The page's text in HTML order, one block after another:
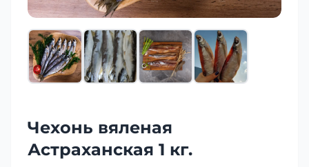
Чехонь вяленая
Астраханская 1 кг.